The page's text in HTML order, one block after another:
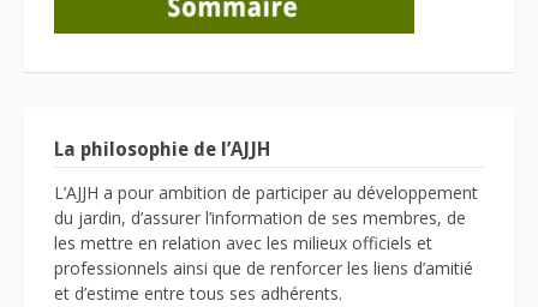
La philosophie de l’AJJH
L’AJJH a pour ambition de participer au développement
du jardin, d’assurer l’information de ses membres, de
les mettre en relation avec les milieux officiels et
professionnels ainsi que de renforcer les liens d’amitié
et d’estime entre tous ses adhérents.